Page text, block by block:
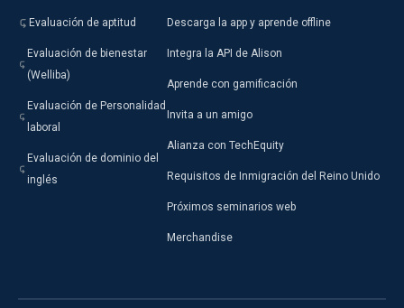
Evaluación de aptitud
Evaluación de bienestar
(Welliba)
Evaluación de Personalidad
laboral
Evaluación de dominio del
inglés
Descarga la app y aprende offline
Integra la API de Alison
Aprende con gamificación
Invita a un amigo
Alianza con TechEquity
Requisitos de Inmigración del Reino Unido
Próximos seminarios web
Merchandise